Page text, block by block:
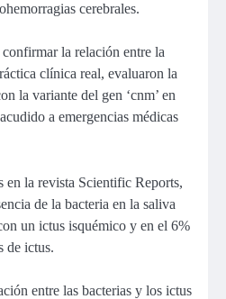
cerebrales.
la relación entre la
clínica real, evaluaron la
la variante del gen ‘cnm’ en
a emergencias médicas
en la revista Scientific Reports,
de la bacteria en la saliva
un ictus isquémico y en el 6%
de ictus.
entre las bacterias y los ictus